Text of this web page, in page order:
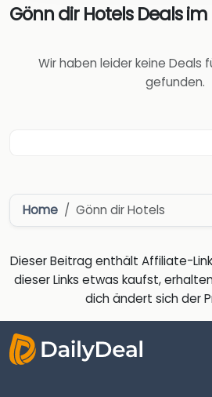
Gönn dir Hotels Deals
Wir haben leider keine Deals
gefunden.
Home Gönn dir Hotels
Dieser Beitrag enthält Affiliate-
dieser Links etwas kaufst,
dich ändert sich der